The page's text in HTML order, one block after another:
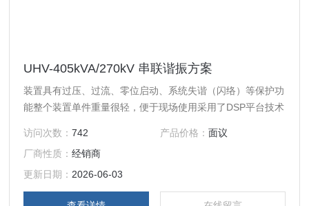
UHV-405kVA/270kV 串联谐振方案
装置具有过压、过流、零位启动、系统失谐（闪络）等保护功
能整个装置单件重量很轻，便于现场使用采用了DSP平台技术
访问次数：742 产品价格： 面议
厂商性质：经销商
更新日期： 2026-06-03